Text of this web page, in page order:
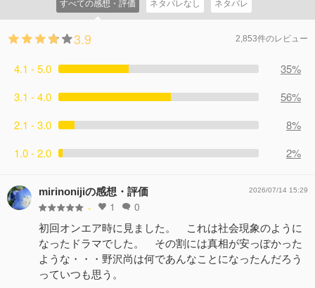
すべての感想・評価 ネタバレなし ネタバレ
3.9 2,853件のレビュー
4.1 - 5.0
35%
3.1 - 4.0
56%
2.1 - 3.0
8%
1.0 - 2.0
2%
mirinonijiの感想・評価
- 1 0
2026/07/14 15:29
初回オンエア時に見ました。 これは社会現象のように
なったドラマでした。 その割には真相が安っぽかった
ような・・・野沢尚は何であんなことになったんだろう
っていつも思う。